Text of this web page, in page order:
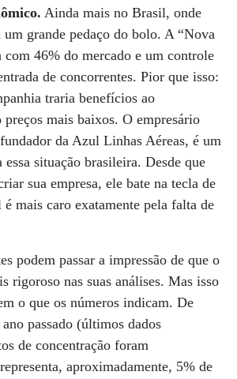
Ainda mais no Brasil, onde
grande pedaço do bolo. A “Nova
com 46% do mercado e um controle
de concorrentes. Pior que isso:
traria benefícios ao
mais baixos. O empresário
da Azul Linhas Aéreas, é um
situação brasileira. Desde que
sua empresa, ele bate na tecla de
mais caro exatamente pela falta de
podem passar a impressão de que o
rigoroso nas suas análises. Mas isso
o que os números indicam. De
passado (últimos dados
de concentração foram
aproximadamente, 5% de